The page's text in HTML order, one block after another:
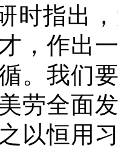
时指出
，作出
。我们
劳全面
以恒用